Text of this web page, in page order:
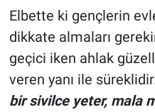
Elbette ki gençlerin
dikkate almaları
geçici iken ahlak
veren yanı ile
bir sivilce yeter, mala